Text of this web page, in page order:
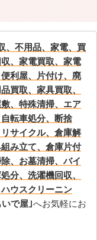
、不用品、家電、買
、家電買取、家電
利屋、片付け、廃
買取、家具買取、
、特殊清掃、エア
転車処分、断捨
サイクル、倉庫解
み立て、倉庫片付
、お墓清掃、バイ
分、洗濯機回収、
ウスクリーニン
いで屋｣へお気軽にお